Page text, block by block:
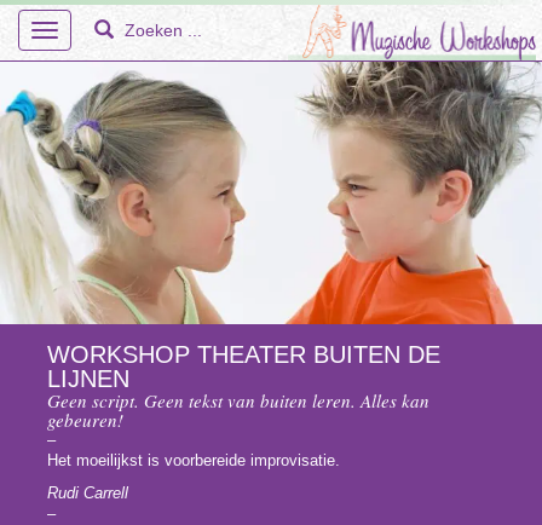
Toggle
navigation
Home
Over Ons
En Meer – Muzische Projecten
Doelgroepen
Faq
WORKSHOP THEATER BUITEN DE
LIJNEN
Geen script. Geen tekst van buiten leren. Alles kan
gebeuren!
–
Het moeilijkst is voorbereide improvisatie.
Rudi Carrell
–